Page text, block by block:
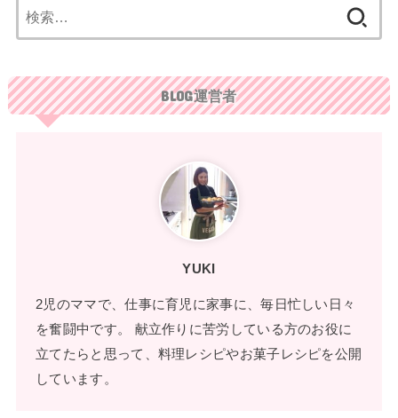
索:
BLOG運営者
YUKI
2児のママで、仕事に育児に家事に、毎日忙しい日々
を奮闘中です。 献立作りに苦労している方のお役に
立てたらと思って、料理レシピやお菓子レシピを公開
しています。